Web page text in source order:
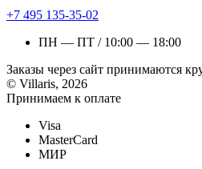
+7 495 135-35-02
ПН — ПТ / 10:00 — 18:00
Заказы через сайт принимаются
© Villaris, 2026
Принимаем к оплате
Visa
MasterCard
МИР